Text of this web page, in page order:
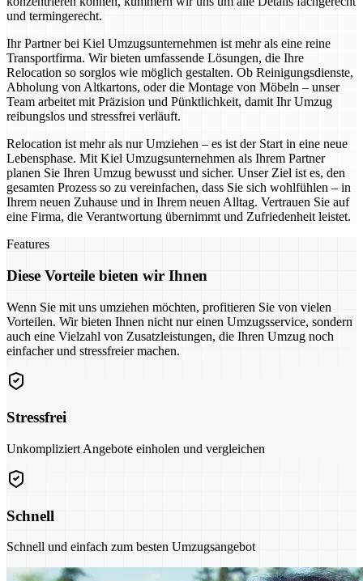
und termingerecht.
Ihr Partner bei Kiel Umzugsunternehmen ist mehr als eine reine
Transportfirma. Wir bieten umfassende Lösungen, die Ihre
Relocation so sorglos wie möglich gestalten. Ob Reinigungsdienste,
Abholung von Altkartons, oder die Montage von Möbeln – unser
Team arbeitet mit Präzision und Pünktlichkeit, damit Ihr Umzug
reibungslos und stressfrei verläuft.
Relocation ist mehr als nur Umziehen – es ist der Start in eine neue
Lebensphase. Mit Kiel Umzugsunternehmen als Ihrem Partner
planen Sie Ihren Umzug bewusst und sicher. Unser Ziel ist es, den
gesamten Prozess so zu vereinfachen, dass Sie sich wohlfühlen – in
Ihrem neuen Zuhause und in Ihrem neuen Alltag. Vertrauen Sie auf
eine Firma, die Verantwortung übernimmt und Zufriedenheit leistet.
Features
Diese Vorteile bieten wir Ihnen
Wenn Sie mit uns umziehen möchten, profitieren Sie von vielen
Vorteilen. Wir bieten Ihnen nicht nur einen Umzugsservice, sondern
auch eine Vielzahl von Zusatzleistungen, die Ihren Umzug noch
einfacher und stressfreier machen.
Stressfrei
Unkompliziert Angebote einholen und vergleichen
Schnell
Schnell und einfach zum besten Umzugsangebot